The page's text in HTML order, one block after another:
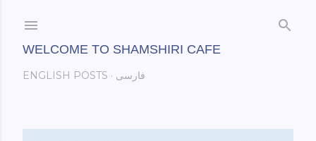
WELCOME TO SHAMSHIRI CAFE
ENGLISH POSTS فارسی